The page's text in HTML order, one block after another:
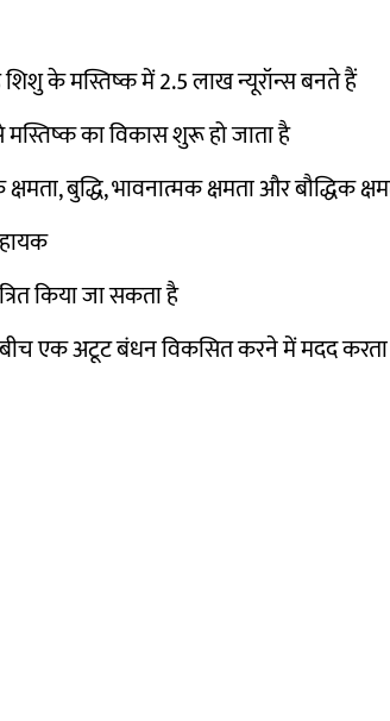
के मस्तिष्क में 2.5 लाख न्यूरॉन्स बनते हैं
मस्तिष्क का विकास शुरू हो जाता है
बुद्धि, भावनात्मक क्षमता और बौद्धिक
किया जा सकता है
एक अटूट बंधन विकसित करने में मदद